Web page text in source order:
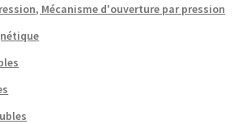
Mécanisme d'ouverture par pression